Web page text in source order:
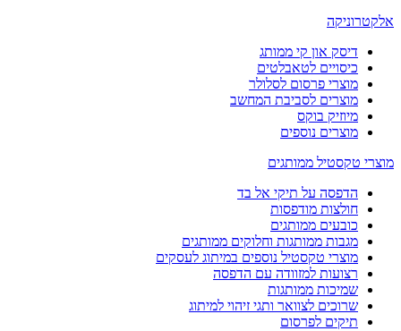
אלקטרוניקה
דיסק און קי ממותג
כיסויים לטאבלטים
מוצרי פרסום לסלולר
מוצרים לסביבת המחשב
מיוזיק בוקס
מוצרים נוספים
מוצרי טקסטיל ממותגים
הדפסה על תיקי אל בד
חולצות מודפסות
כובעים ממותגים
מגבות ממותגות וחלוקים ממותגים
מוצרי טקסטיל נוספים במיתוג לעסקים
רצועות למזוודה עם הדפסה
שמיכות ממותגות
שרוכים לצוואר ותגי זיהוי למיתוג
תיקים לפרסום